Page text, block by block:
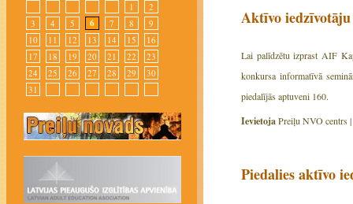
Aktīvo
Lai palīdzētu izprast AIF
konkursa informatīvā
piedalījās aptuveni 160.
IevietojaPreiļu NVO centrs |
Piedalies aktīvo
1
2
3
4 5 6 7 8
9
10
11 12 13 14 15
16
17
18 19 20 21 22
23
24
25 26 27 28 29
30
31